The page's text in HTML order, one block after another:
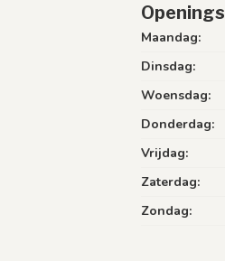
Maandag:
Dinsdag:
Woensdag:
Donderdag:
Vrijdag:
Zaterdag:
Zondag: